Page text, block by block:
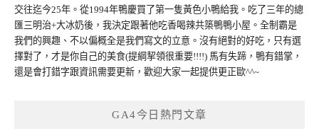
交往迄今25年。從1994年鴨慶買了第一隻黃色小鴨給我。吃了三年的總
匯三明治+大冰奶後，我決定跟著他吃香喝辣共築鴨鴨小屋。全制霸是
我們的興趣、不以偏概全是我們寫文的立意。沒有絕對的好吃，只有選
擇對了，才是你自己的美食(提綱挈領很重要!!!!) 馬有失蹄，鴨有錯掌，
還是會打錯字跟資訊需要更新，歡迎大家一起提供更正歐^^~
GA4今日熱門文章